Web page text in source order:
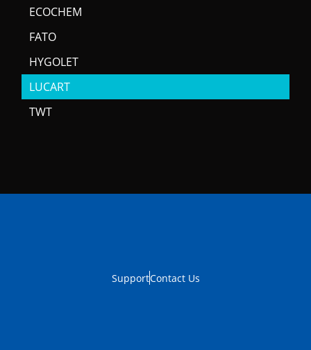
ECOCHEM
FATO
HYGOLET
LUCART
TWT
SupportContact Us